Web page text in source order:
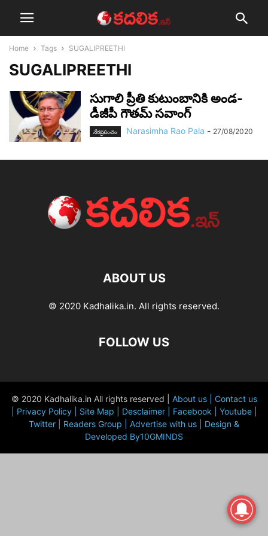
Home Tags SUGALIPREETHI
SUGALIPREETHI
సుగాలి ప్రీతి కుటుంబానికి అండ-
డీజీపీ గౌతమ్ సవాంగ్
నేర‌ప్ర‌పంచం Narasimha Rao Pala - 27/08/2020
ABOUT US
© 2020 Kadhalika.in. All rights reserved.
FOLLOW US
© 2020 Kadhalika.in All rights reserved | About us | Contact us
Privacy Policy | Site Map | Desclaimer | Facebook | Youtube |
Twitter | Readers Group | Advertise with us | Design &
Developed By10GMINDS